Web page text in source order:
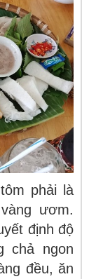
phải là
ươm.
định độ
chả ngon
đều, ăn